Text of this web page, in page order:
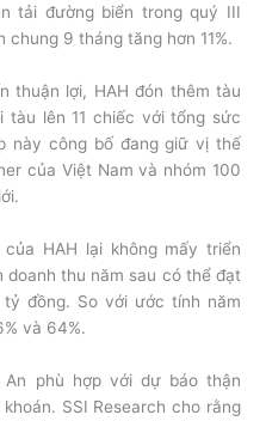
tải đường biển trong quý III
9 tháng tăng hơn 11%.
thuận lợi, HAH đón thêm tàu
tàu lên 11 chiếc với tổng sức
này công bố đang giữ vị thế
của Việt Nam và nhóm 100
HAH lại không mấy triển
doanh thu năm sau có thể đạt
đồng. So với ước tính năm
và 64%.
An phù hợp với dự báo thận
SSI Research cho rằng